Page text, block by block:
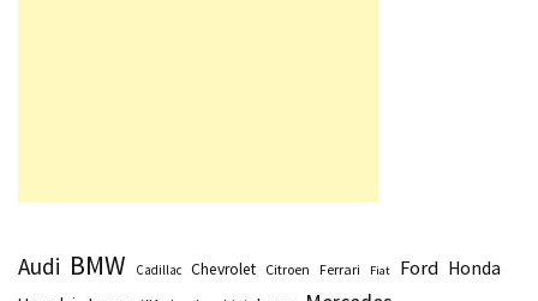
Audi BMW Cadillac Chevrolet Citroen Ferrari Fiat Ford Honda